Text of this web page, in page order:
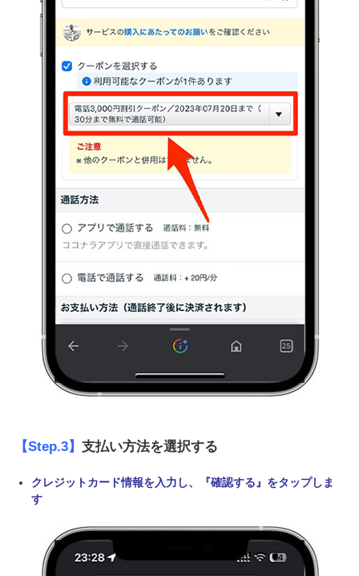
【Step.3】 支払い方法を選択する
クレジットカード情報を入力し、『確認する』をタップしま
す